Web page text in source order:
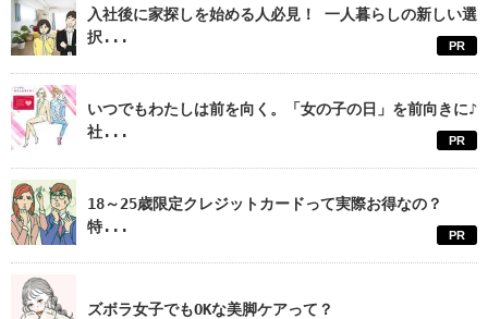
入社後に家探しを始める人必見！ 一人暮らしの新しい選
択...
PR
いつでもわたしは前を向く。「女の子の日」を前向きに♪
社...
PR
18～25歳限定クレジットカードって実際お得なの？
特...
PR
ズボラ女子でもOKな美脚ケアって？